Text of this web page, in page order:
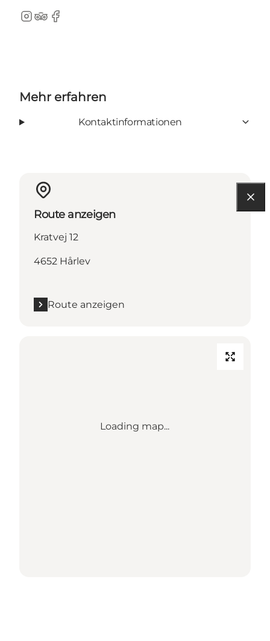
Instagram
TripAdvisor
Facebook
Mehr erfahren
Kontaktinformationen
Route anzeigen
Kratvej 12
4652 Hårlev
Route anzeigen
Loading map...